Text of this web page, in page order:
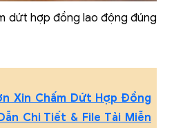
dứt hợp đồng lao động đúng
Xin Chấm Dứt Hợp Đồng
Chi Tiết & File Tải Miễn